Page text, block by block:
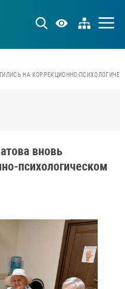
НА КОРРЕКЦИОННО-
вновь
психологическом